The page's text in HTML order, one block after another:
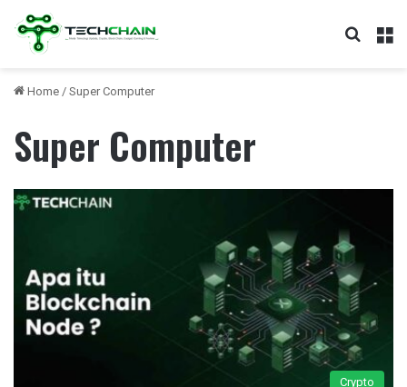
Home / Super Computer
Super Computer
Crypto